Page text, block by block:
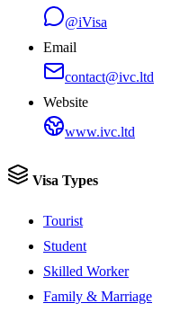
@iVisa
Email
contact@ivc.ltd
Website
www.ivc.ltd
Visa Types
Tourist
Student
Skilled Worker
Family & Marriage